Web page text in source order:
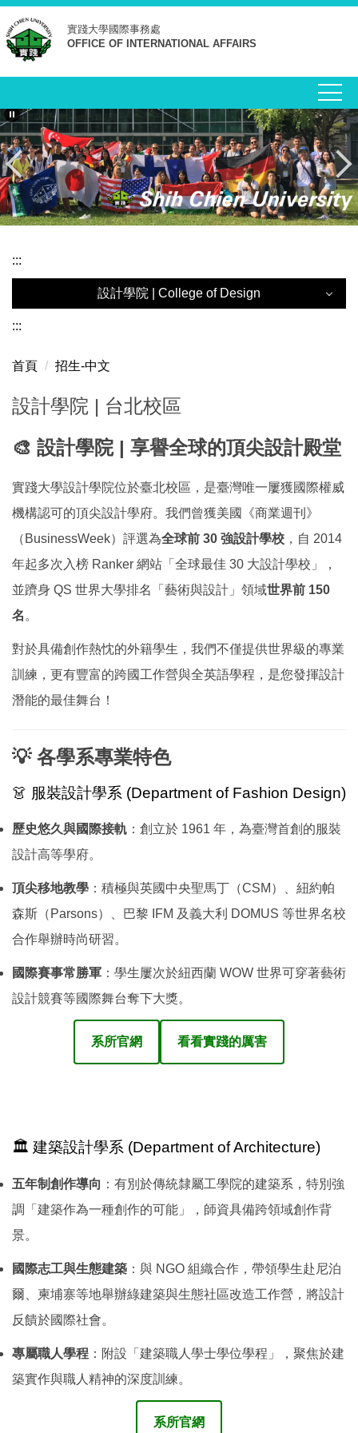
跳
到
主
要
容
區
實踐大學國際事務處
OFFICE OF INTERNATIONAL AFFAIRS
:::
設計學院 | College of Design
設計學院 台北校區
College of Design Taipei Campus
デザイン学部｜台北キャンパス
:::
首頁 招生-中文
設計學院 | 台北校區
🎨 設計學院 | 享譽全球的頂尖設計殿堂
實踐大學設計學院位於臺北校區，是臺灣唯一屢獲國際權威
機構認可的頂尖設計學府。我們曾獲美國《商業週刊》
（BusinessWeek）評選為全球前 30 強設計學校 ，自 2014
年起多次入榜 Ranker 網站「全球最佳 30 大設計學校」，
並躋身 QS 世界大學排名「藝術與設計」領域世界前 150
名 。
對於具備創作熱忱的外籍學生，我們不僅提供世界級的專業
訓練，更有豐富的跨國工作營與全英語學程，是您發揮設計
潛能的最佳舞台！
💡 各學系專業特色
👗 服裝設計學系 (Department of Fashion Design)
歷史悠久與國際接軌 ：創立於 1961 年，為臺灣首創的服裝
設計高等學府。
頂尖移地教學 ：積極與英國中央聖馬丁（CSM）、紐約帕
森斯（Parsons）、巴黎 IFM 及義大利 DOMUS 等世界名校
合作舉辦時尚研習。
國際賽事常勝軍 ：學生屢次於紐西蘭 WOW 世界可穿著藝術
設計競賽等國際舞台奪下大獎。
系所官網 看看實踐的厲害
🏛️ 建築設計學系 (Department of Architecture)
五年制創作導向 ：有別於傳統隸屬工學院的建築系，特別強
調「建築作為一種創作的可能」，師資具備跨領域創作背
景。
國際志工與生態建築 ：與 NGO 組織合作，帶領學生赴尼泊
爾、柬埔寨等地舉辦綠建築與生態社區改造工作營，將設計
反饋於國際社會。
專屬職人學程 ：附設「建築職人學士學位學程」，聚焦於建
築實作與職人精神的深度訓練。
系所官網